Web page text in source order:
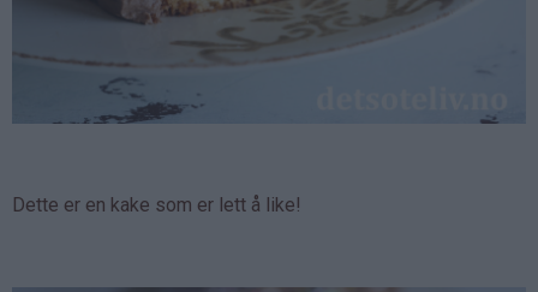
Dette er en kake som er lett å like!